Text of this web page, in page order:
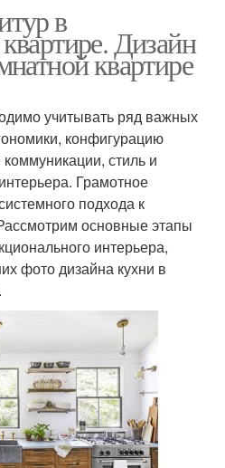
в
Дизайн
квартире
учитывать ряд важных
конфигурацию
стиль и
Грамотное
подхода к
основные этапы
интерьера,
фото дизайна кухни в